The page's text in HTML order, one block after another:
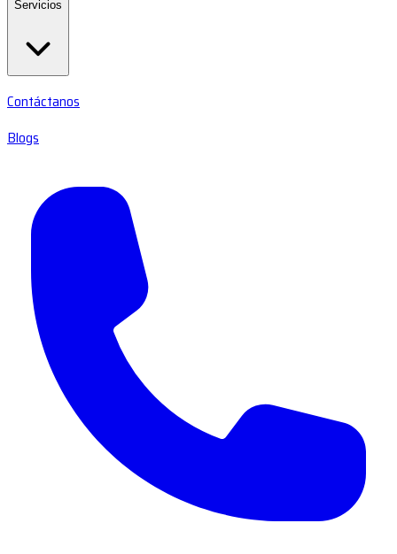
Servicios
Contáctanos
Blogs